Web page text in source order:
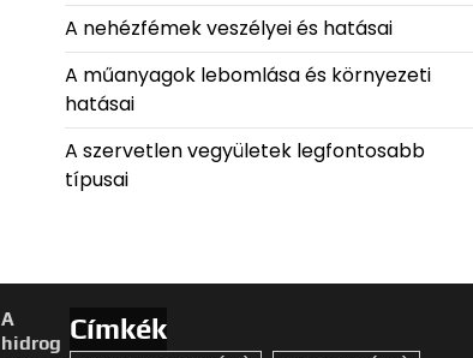
A nehézfémek veszélyei és hatásai
A műanyagok lebomlása és környezeti
hatásai
A szervetlen vegyületek legfontosabb
típusai
A
hidrog Címkék